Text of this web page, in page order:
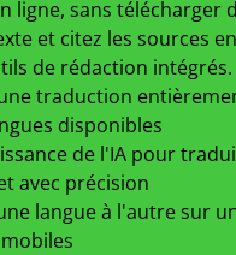
ligne, sans télécharger
et citez les sources
de rédaction intégrés.
traduction
disponibles
de l'IA pour
avec précision
langue à l'autre sur